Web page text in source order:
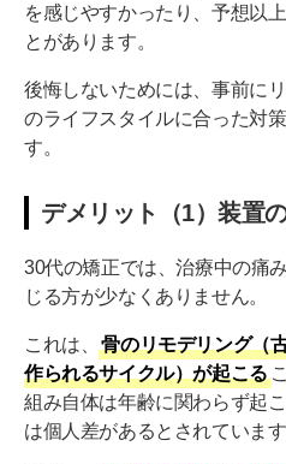
を感じやすかったり、予想以
とがあります。
後悔しないためには、事前に
のライフスタイルに合った対
す。
デメリット（1）装置
30代の矯正では、治療中の痛
じる方が少なくありません。
これは、
骨のリモデリング（
作られるサイクル）が起こる
組み自体は年齢に関わらず起
は個人差があるとされています